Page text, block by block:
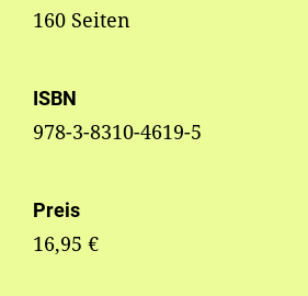
160 Seiten
ISBN
978-3-8310-4619-5
Preis
16,95 €